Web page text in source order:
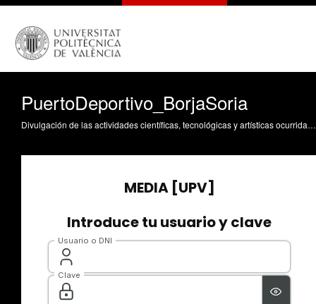
PuertoDeportivo_BorjaSoria
Divulgación de las actividades científicas, tecnológicas y artísticas ocurridas en los tres campus de la UPV